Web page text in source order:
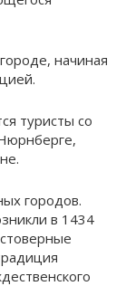
начиная
туристы со
городов.
в 1434